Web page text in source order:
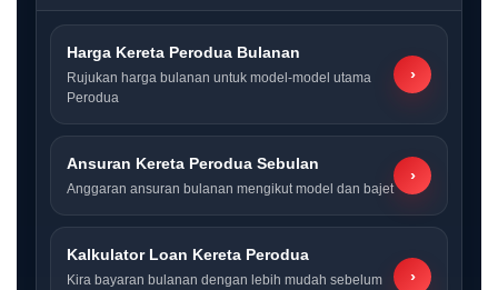
Harga Kereta Perodua Bulanan
Rujukan harga bulanan untuk model-model utama
Perodua
›
Ansuran Kereta Perodua Sebulan
Anggaran ansuran bulanan mengikut model dan bajet
›
Kalkulator Loan Kereta Perodua
Kira bayaran bulanan dengan lebih mudah sebelum
›